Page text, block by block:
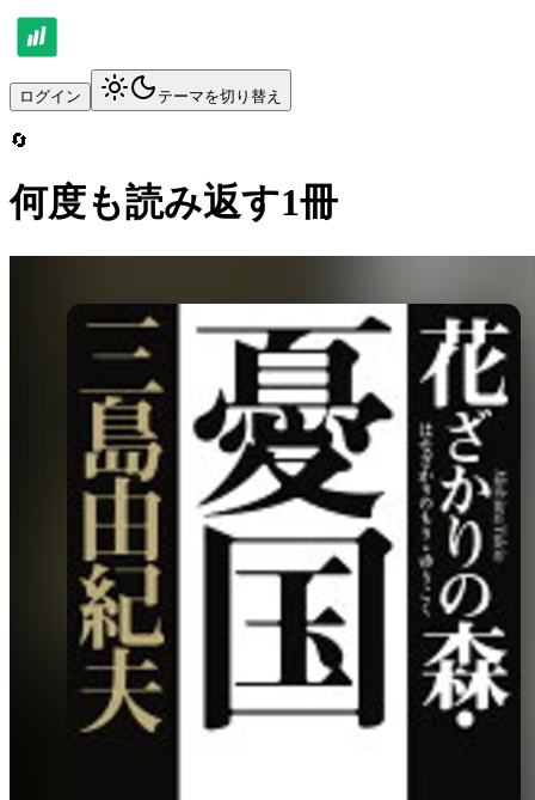
ログイン テーマを切り替え
🔄
何度も読み返す1冊